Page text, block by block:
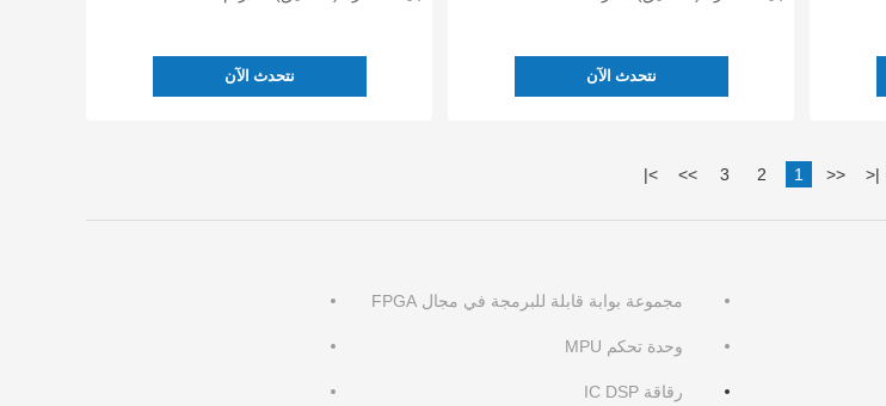
نتحدث الآن نتحدث الآن
|
<
<<
1
2
3
>>
>
|
مجموعة بوابة قابلة للبرمجة في مجال FPGA
وحدة تحكم MPU
رقاقة IC DSP